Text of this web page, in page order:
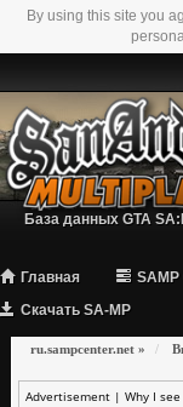
By using this site you
База данных GTA
Главная
Скачать SA-MP
ru.sampcenter.net »
Advertisement | Why I